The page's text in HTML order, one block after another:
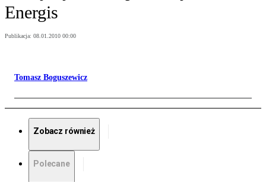
Energis
Publikacja: 08.01.2010 00:00
Tomasz Boguszewicz
Zobacz również
Polecane